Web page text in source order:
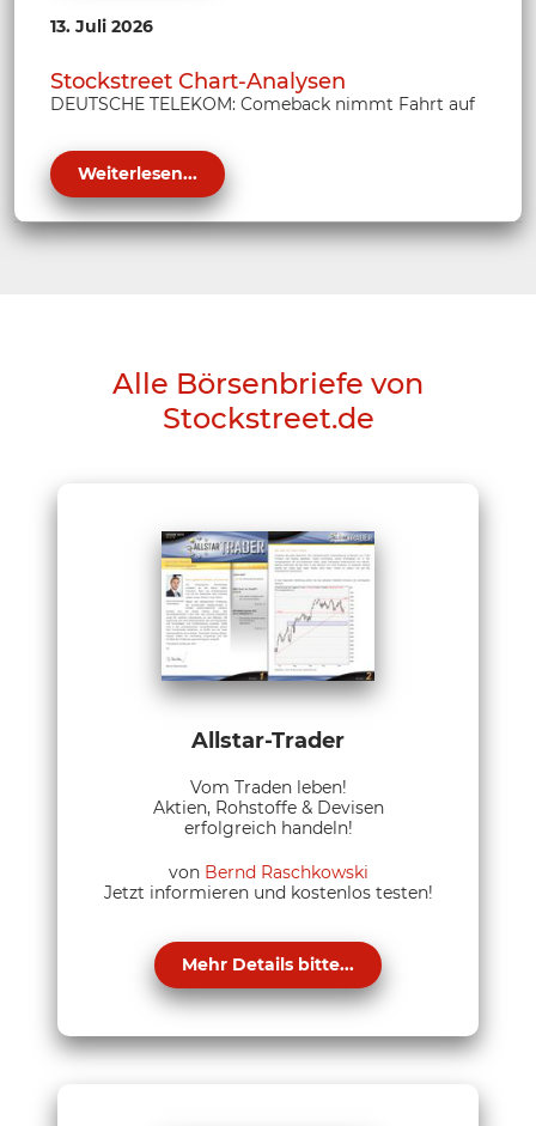
13. Juli 2026
Stockstreet Chart-Analysen
DEUTSCHE TELEKOM: Comeback nimmt Fahrt auf
Weiterlesen...
Alle Börsenbriefe von
Stockstreet.de
Allstar-Trader
Vom Traden leben!
Aktien, Rohstoffe & Devisen
erfolgreich handeln!
von Bernd Raschkowski
Jetzt informieren und kostenlos testen!
Mehr Details bitte...